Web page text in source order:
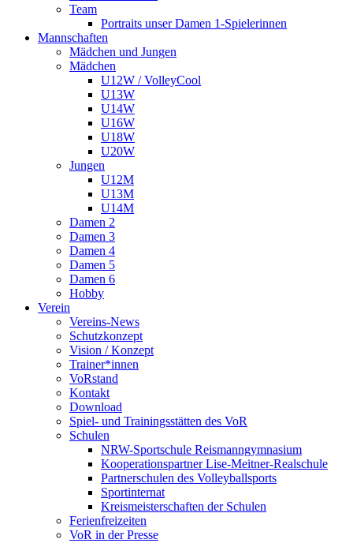
Team
Portraits unser Damen 1-Spielerinnen
Mannschaften
Mädchen und Jungen
Mädchen
U12W / VolleyCool
U13W
U14W
U16W
U18W
U20W
Jungen
U12M
U13M
U14M
Damen 2
Damen 3
Damen 4
Damen 5
Damen 6
Hobby
Verein
Vereins-News
Schutzkonzept
Vision / Konzept
Trainer*innen
VoRstand
Kontakt
Download
Spiel- und Trainingsstätten des VoR
Schulen
NRW-Sportschule Reismanngymnasium
Kooperationspartner Lise-Meitner-Realschule
Partnerschulen des Volleyballsports
Sportinternat
Kreismeisterschaften der Schulen
Ferienfreizeiten
VoR in der Presse